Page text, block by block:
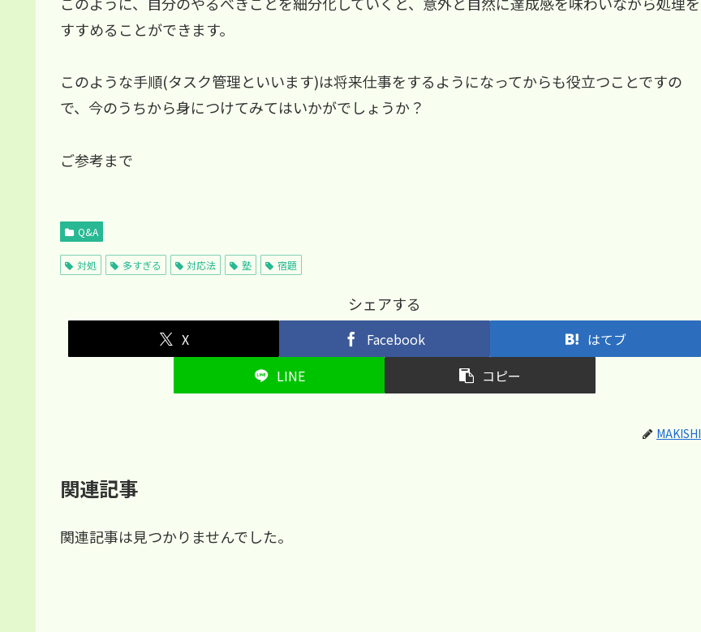
すすめることができます。
このような手順(タスク管理といいます)は将来仕事をするようになってからも役立つことですの
で、今のうちから身につけてみてはいかがでしょうか？
ご参考まで
Q&A
対処 多すぎる 対応法 塾 宿題
シェアする
X Facebook
はてブ
LINE
コピー
MAKISHI
関連記事
関連記事は見つかりませんでした。